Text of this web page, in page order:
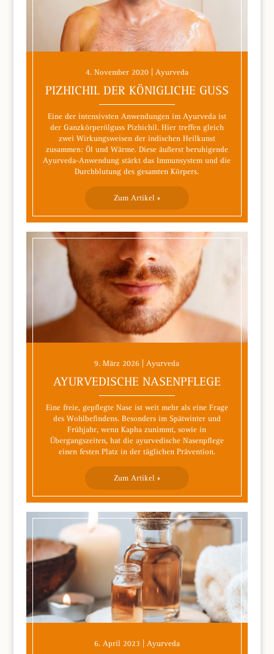
4. November 2020 | Ayurveda
PIZHICHIL DER KÖNIGLICHE GUSS
Eine der intensivsten Anwendungen im Ayurveda ist
der Ganzkörperölguss Pizhichil. Hier treffen gleich
zwei Wirkungsweisen der indischen Heilkunst
zusammen: Öl und Wärme. Diese äußerst beruhigende
Ayurveda-Anwendung stärkt das Immunsystem und die
Durchblutung des gesamten Körpers.
Zum Artikel »
9. März 2026 | Ayurveda
AYURVEDISCHE NASENPFLEGE
Eine freie, gepflegte Nase ist weit mehr als eine Frage
des Wohlbefindens. Besonders im Spätwinter und
Frühjahr, wenn Kapha zunimmt, sowie in
Übergangszeiten, hat die ayurvedische Nasenpflege
einen festen Platz in der täglichen Prävention.
Zum Artikel »
6. April 2023 | Ayurveda